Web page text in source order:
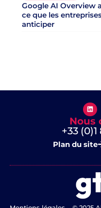
Google AI Overview
ce que les
anticiper
Nous
+33 (0)1
Plan du site